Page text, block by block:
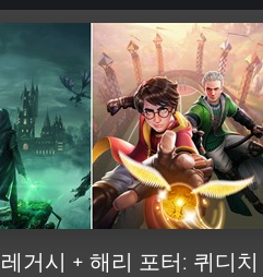
거시 + 해리 포터: 퀴디치